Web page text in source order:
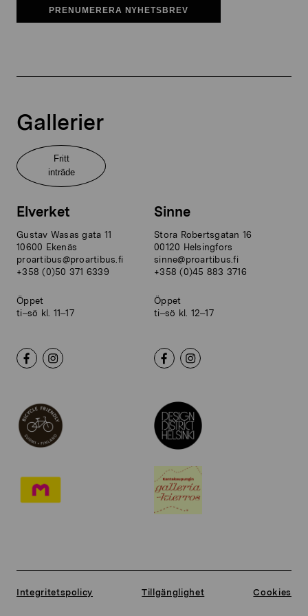
PRENUMERERA NYHETSBREV
Gallerier
Fritt
inträde
Elverket
Gustav Wasas gata 11
10600 Ekenäs
proartibus@proartibus.fi
+358 (0)50 371 6339
Öppet
ti–sö kl. 11–17
Sinne
Stora Robertsgatan 16
00120 Helsingfors
sinne@proartibus.fi
+358 (0)45 883 3716
Öppet
ti–sö kl. 12–17
Integritetspolicy Tillgänglighet Cookies